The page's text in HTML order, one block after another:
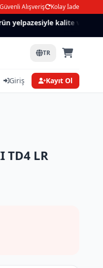
Güvenli Alışveriş Kolay İade
yelpazesiyle kalite ve güven.
TR
Giriş Kayıt Ol
TD4 LR